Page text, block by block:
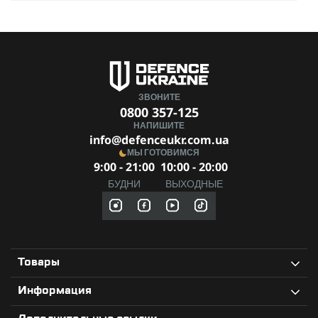
ЗВОНИТЕ
0800 357-125
НАПИШИТЕ
info@defenceukr.com.ua
МЫ ГОТОВИМСЯ
9:00 - 21:00
БУДНИ
10:00 - 20:00
ВЫХОДНЫЕ
Товары
Информация